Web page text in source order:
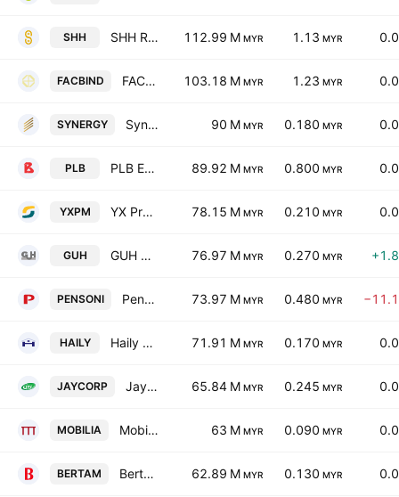
SHH SHH Resources Holdings Bhd. 112.99 M MYR 1.13 MYR
FACBIND FACB Industries Inc. Bhd. 103.18 M MYR 1.23 MYR
SYNERGY Synergy House Bhd 90 M MYR 0.180 MYR
PLB PLB Engineering Bhd. 89.92 M MYR 0.800 MYR
YXPM YX Precious Metals Bhd 78.15 M MYR 0.210 MYR
GUH GUH Holdings Bhd. 76.97 M MYR 0.270 MYR
PENSONI Pensonic Holdings Bhd. 73.97 M MYR 0.480 MYR
HAILY Haily Group Bhd. 71.91 M MYR 0.170 MYR
JAYCORP Jaycorp Berhad 65.84 M MYR 0.245 MYR
MOBILIA Mobilia Holdings Bhd 63 M MYR 0.090 MYR
BERTAM Bertam Alliance Bhd. 62.89 M MYR 0.130 MYR